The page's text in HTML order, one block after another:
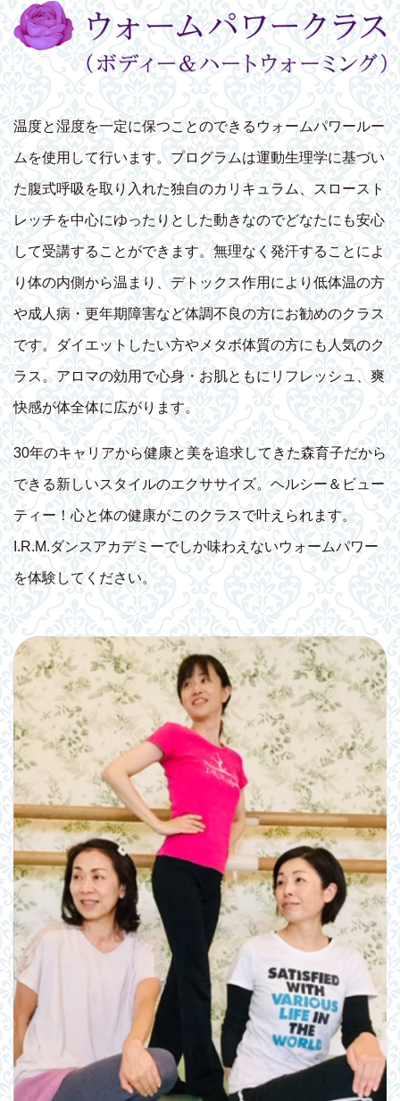
温度と湿度を一定に保つことのできるウォームパワールー
ムを使用して行います。プログラムは運動生理学に基づい
た腹式呼吸を取り入れた独自のカリキュラム、スロースト
レッチを中心にゆったりとした動きなのでどなたにも安心
して受講することができます。無理なく発汗することによ
り体の内側から温まり、デトックス作用により低体温の方
や成人病・更年期障害など体調不良の方にお勧めのクラス
です。ダイエットしたい方やメタボ体質の方にも人気のク
ラス。アロマの効用で心身・お肌ともにリフレッシュ、爽
快感が体全体に広がります。
30年のキャリアから健康と美を追求してきた森育子だから
できる新しいスタイルのエクササイズ。ヘルシー＆ビュー
ティー！心と体の健康がこのクラスで叶えられます。
I.R.M.ダンスアカデミーでしか味わえないウォームパワー
を体験してください。